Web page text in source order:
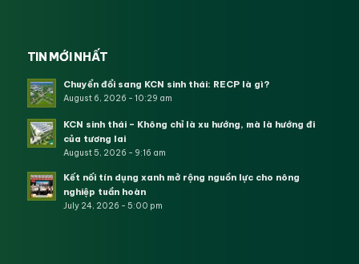
TIN MỚI NHẤT
Chuyển đổi sang KCN sinh thái: RECP là gì?
August 6, 2026 - 10:29 am
KCN sinh thái – Không chỉ là xu hướng, mà là hướng đi
của tương lai
August 5, 2026 - 9:16 am
Kết nối tín dụng xanh mở rộng nguồn lực cho nông
nghiệp tuần hoàn
July 24, 2026 - 5:00 pm